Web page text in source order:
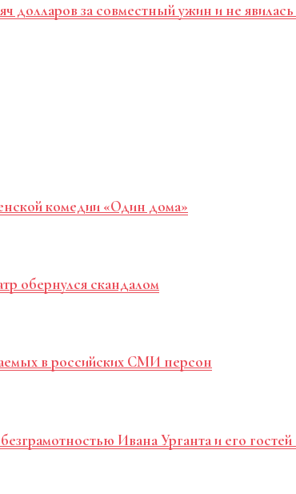
долларов за совместный ужин и не
комедии «Один дома»
обернулся скандалом
в российских СМИ персон
Ивана Урганта и его